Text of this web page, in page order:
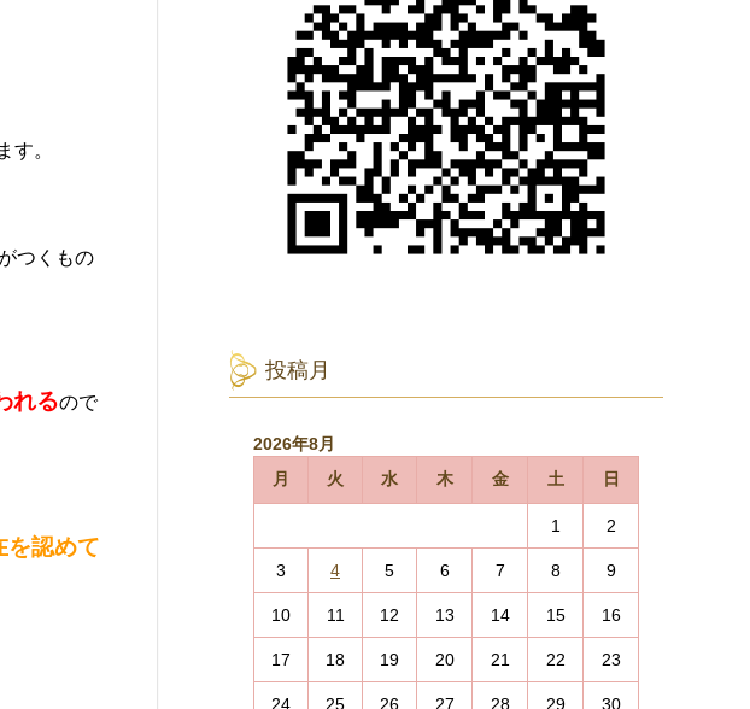
す。
つくもの
れるので
を認めて
投稿月
2026年8月
月
火 水 木 金 土 日
1 2
3 4 5 6 7 8 9
10 11 12 13 14 15 16
17 18 19 20 21 22 23
24 25 26 27 28 29 30